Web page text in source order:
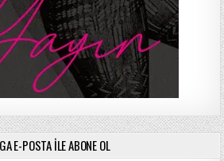
E-POSTA ILE ABONE OL